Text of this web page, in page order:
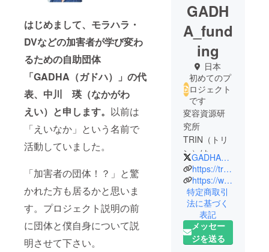
はじめまして、モラハラ・
DVなどの加害者が学び変わ
るための自助団体
「GADHA（ガドハ）」の代
表、中川 瑛（なかがわ
えい）と申します。 以前は
「えいなか」という名前で
活動していました。
「加害者の団体！？」と驚
かれた方も居るかと思いま
す。プロジェクト説明の前
に団体と僕自身について説
明させて下さい。
GADH
A_fund
ing
日本
初めてのプ
ロジェクト
です
変容資源研
究所
TRIN（トリ
ン）は、人
も社会も学
び変わると
信じられる
世界を目指
し、変容資
源を研究実
装する組織
GADHA_JP
https://trin.jp/
https://www.gadha.jp/
特定商取引
法に基づく
表記
メッセー
ジを送る